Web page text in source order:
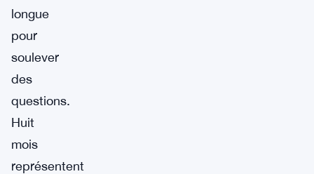
longue
pour
soulever
des
questions.
Huit
mois
représentent